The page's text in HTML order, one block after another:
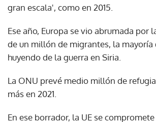
gran escala', como en 2015.
Ese año, Europa se vio abrumada por
de un millón de migrantes, la mayoría
huyendo de la guerra en Siria.
La ONU prevé medio millón de
más en 2021.
En ese borrador, la UE se